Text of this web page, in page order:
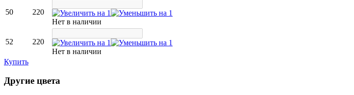
50
220
Нет в наличии
52
220
Нет в наличии
Купить
Другие цвета